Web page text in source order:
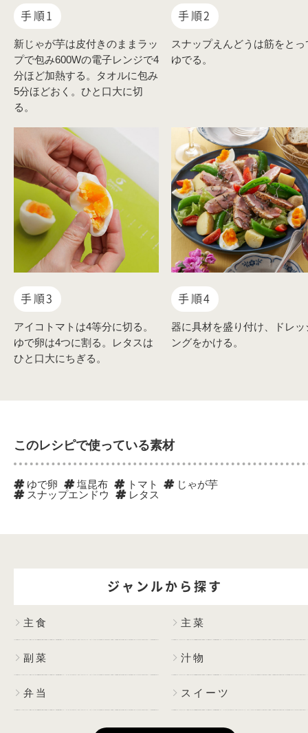
手順1
新じゃが芋は皮付きのままラッ
プで包み600Wの電子レンジで4
分ほど加熱する。タオルに包み
5分ほどおく。ひと口大に切
る。
手順2
スナップえんどうは筋をとっ
ゆでる。
手順3
アイコトマトは4等分に切る。
ゆで卵は4つに割る。レタスは
ひと口大にちぎる。
手順4
器に具材を盛り付け、ドレッ
ングをかける。
このレシピで使っている素材
ゆで卵 塩昆布 トマト
じゃが芋
スナップエンドウ
レタス
ジャンルから探す
主食 主菜
副菜 汁物
弁当 スイーツ